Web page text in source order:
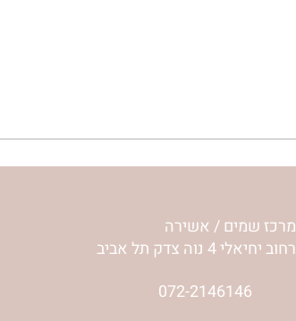
מרכז שמים / אשירה
רחוב יחיאלי 4 נוה צדק תל אביב
072-2146146